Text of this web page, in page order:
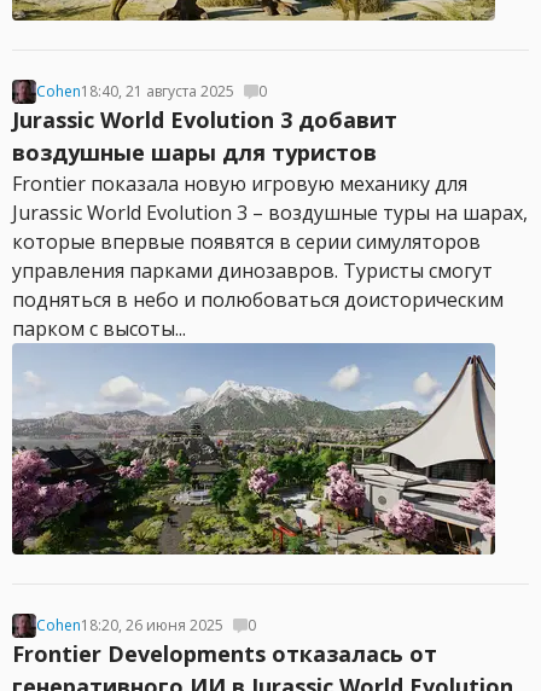
Cohen18:40, 21 августа 2025 0
Jurassic World Evolution 3 добавит
воздушные шары для туристов
Frontier показала новую игровую механику для
Jurassic World Evolution 3 – воздушные туры на шарах,
которые впервые появятся в серии симуляторов
управления парками динозавров. Туристы смогут
подняться в небо и полюбоваться доисторическим
парком с высоты...
Cohen18:20, 26 июня 2025 0
Frontier Developments отказалась от